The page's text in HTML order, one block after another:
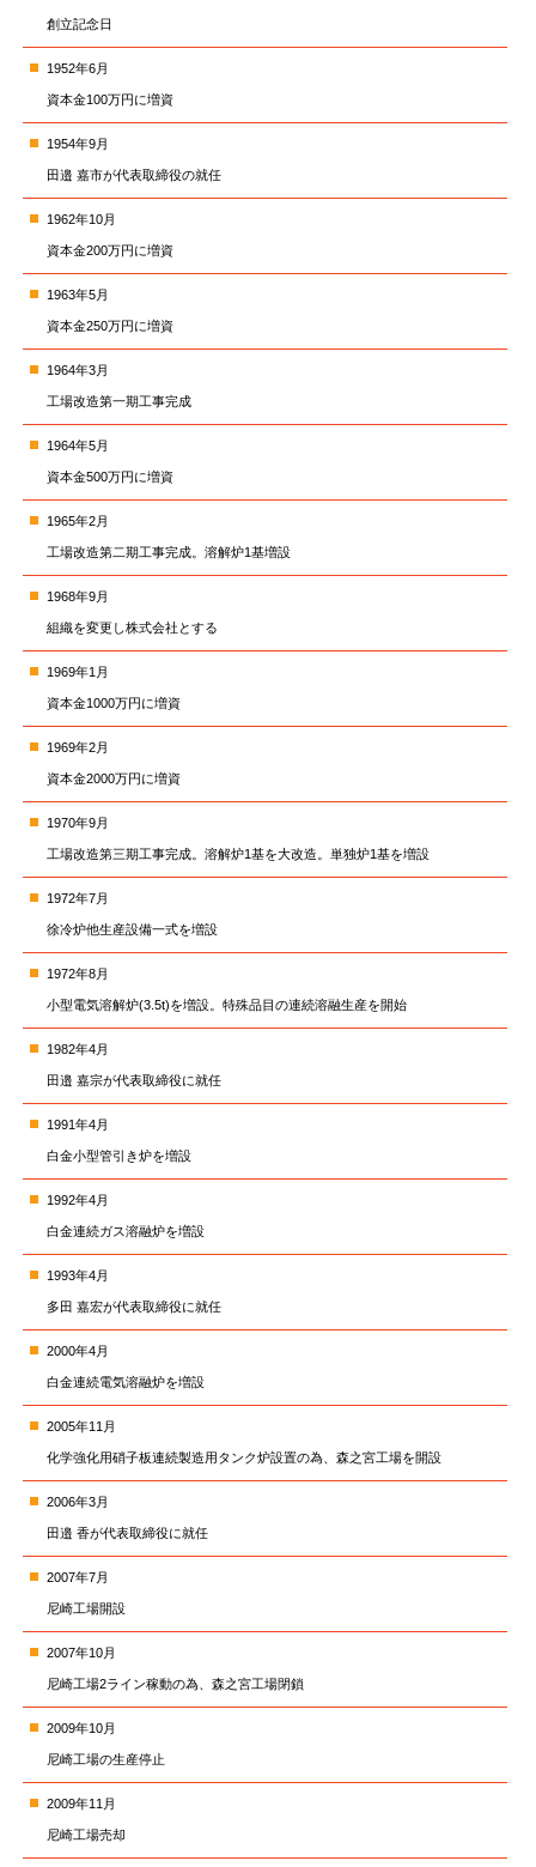
創立記念日
1952年6月
資本金100万円に増資
1954年9月
田邉 嘉市が代表取締役の就任
1962年10月
資本金200万円に増資
1963年5月
資本金250万円に増資
1964年3月
工場改造第一期工事完成
1964年5月
資本金500万円に増資
1965年2月
工場改造第二期工事完成。溶解炉1基増設
1968年9月
組織を変更し株式会社とする
1969年1月
資本金1000万円に増資
1969年2月
資本金2000万円に増資
1970年9月
工場改造第三期工事完成。溶解炉1基を大改造。単独炉1基を増設
1972年7月
徐冷炉他生産設備一式を増設
1972年8月
小型電気溶解炉(3.5t)を増設。特殊品目の連続溶融生産を開始
1982年4月
田邉 嘉宗が代表取締役に就任
1991年4月
白金小型管引き炉を増設
1992年4月
白金連続ガス溶融炉を増設
1993年4月
多田 嘉宏が代表取締役に就任
2000年4月
白金連続電気溶融炉を増設
2005年11月
化学強化用硝子板連続製造用タンク炉設置の為、森之宮工場を開設
2006年3月
田邉 香が代表取締役に就任
2007年7月
尼崎工場開設
2007年10月
尼崎工場2ライン稼動の為、森之宮工場閉鎖
2009年10月
尼崎工場の生産停止
2009年11月
尼崎工場売却